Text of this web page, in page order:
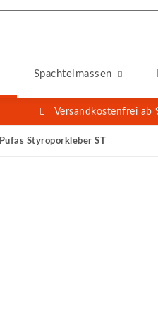
Spachtelmassen
Versandkostenfrei ab
Pufas Styroporkleber ST